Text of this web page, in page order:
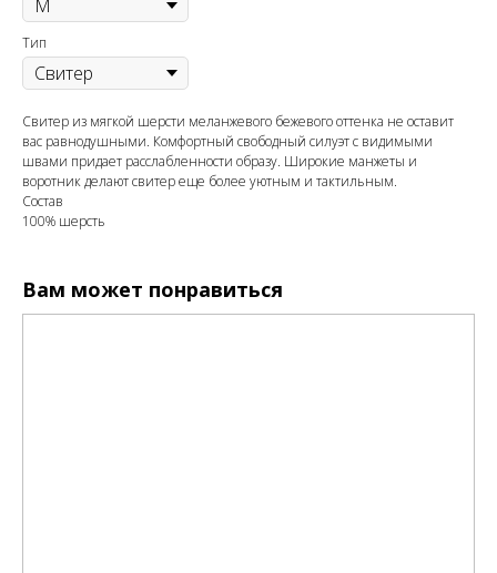
Тип
Свитер из мягкой шерсти меланжевого бежевого оттенка не оставит
вас равнодушными. Комфортный свободный силуэт с видимыми
швами придает расслабленности образу. Широкие манжеты и
воротник делают свитер еще более уютным и тактильным.
Состав
100% шерсть
Вам может понравиться